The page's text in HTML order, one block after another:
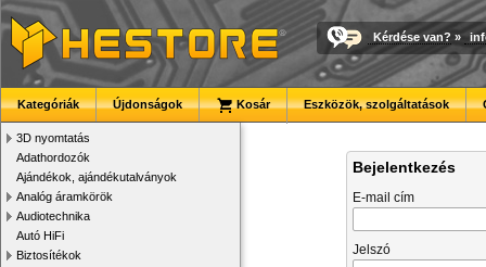
Kérdése van? »
Kategóriák Újdonságok Kosár Eszközök, szolgáltatások
3D nyomtatás
Adathordozók
Ajándékok, ajándékutalványok
Analóg áramkörök
Audiotechnika
Autó HiFi
Biztosítékok
Bejelentkezés
E-mail cím
Jelszó